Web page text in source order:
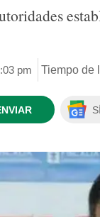
pm Tiempo de